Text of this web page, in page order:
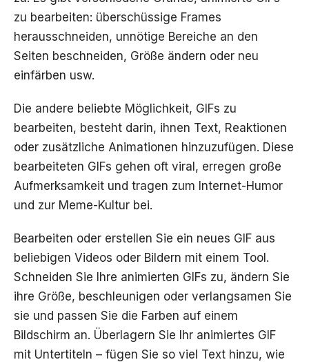
zu bearbeiten: überschüssige Frames
herausschneiden, unnötige Bereiche an den
Seiten beschneiden, Größe ändern oder neu
einfärben usw.
Die andere beliebte Möglichkeit, GIFs zu
bearbeiten, besteht darin, ihnen Text, Reaktionen
oder zusätzliche Animationen hinzuzufügen. Diese
bearbeiteten GIFs gehen oft viral, erregen große
Aufmerksamkeit und tragen zum Internet-Humor
und zur Meme-Kultur bei.
Bearbeiten oder erstellen Sie ein neues GIF aus
beliebigen Videos oder Bildern mit einem Tool.
Schneiden Sie Ihre animierten GIFs zu, ändern Sie
ihre Größe, beschleunigen oder verlangsamen Sie
sie und passen Sie die Farben auf einem
Bildschirm an. Überlagern Sie Ihr animiertes GIF
mit Untertiteln – fügen Sie so viel Text hinzu, wie